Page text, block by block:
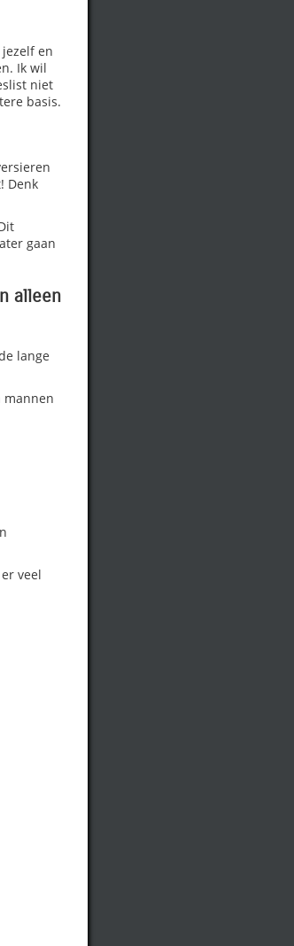
en
Ik wil
niet
basis.
Denk
gaan
alleen
lange
mannen
veel